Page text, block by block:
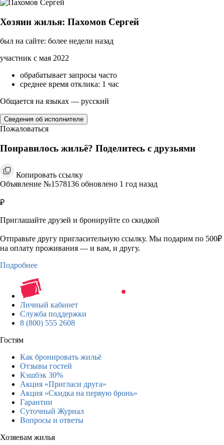
Хозяин жилья: Пахомов Сергей
был на сайте: более недели назад
участник с мая 2022
обрабатывает запросы часто
среднее время отклика: 1 час
Общается на языках — русский
Сведения об исполнителе
Пожаловаться
Понравилось жильё? Поделитесь с друзьями
Копировать ссылку
Объявление №1578136 обновлено 1 год назад
₽
Приглашайте друзей и бронируйте со скидкой
Отправьте другу пригласительную ссылку. Мы подарим по 500₽
на оплату проживания — и вам, и другу.
Подробнее
Личный кабинет
Служба поддержки
8 (800) 555 2608
Гостям
Как бронировать жильё
Отзывы гостей
Кэшбэк 30%
Акция «Пригласи друга»
Акция «Скидка на первую бронь»
Гарантии
Суточный Журнал
Вопросы и ответы
Хозяевам жилья